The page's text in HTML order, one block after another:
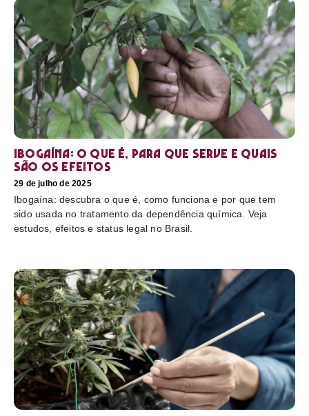
Ibogaína: o que é, para que serve e quais
são os efeitos
29 de julho de 2025
Ibogaína: descubra o que é, como funciona e por que tem
sido usada no tratamento da dependência química. Veja
estudos, efeitos e status legal no Brasil.